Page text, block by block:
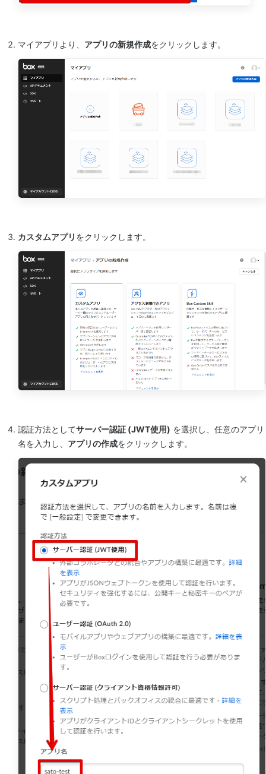
マイアプリより、 アプリの新規作成をクリックします。
カスタムアプリ をクリックします。
認証方法としてサーバー認証 (JWT使用) を選択し、任意のアプリ
名を入力し、 アプリの作成をクリックします。